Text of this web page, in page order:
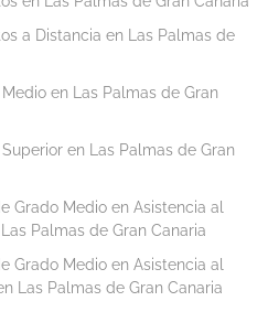
a Distancia en Las Palmas de
en Las Palmas de Gran
en Las Palmas de Gran
Grado Medio en Asistencia al
Palmas de Gran Canaria
Grado Medio en Asistencia al
Las Palmas de Gran Canaria